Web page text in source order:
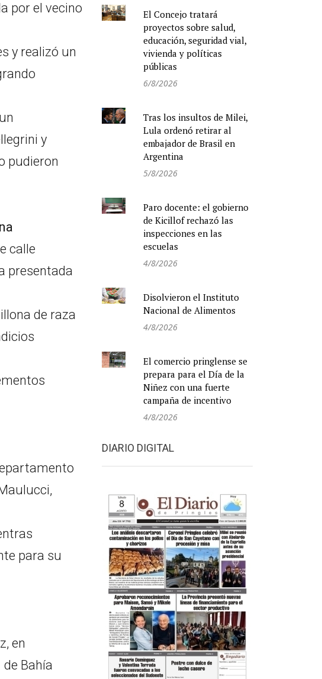
por el vecino
y realizó un
y
pudieron
calle
presentada
de raza
para su
en
Bahía
El Concejo tratará
proyectos sobre salud,
educación, seguridad vial,
vivienda y políticas
públicas
6/8/2026
Tras los insultos de Milei,
Lula ordenó retirar al
embajador de Brasil en
Argentina
5/8/2026
Paro docente: el gobierno
de Kicillof rechazó las
inspecciones en las
escuelas
4/8/2026
Disolvieron el Instituto
Nacional de Alimentos
4/8/2026
El comercio pringlense se
prepara para el Día de la
Niñez con una fuerte
campaña de incentivo
4/8/2026
DIARIO DIGITAL